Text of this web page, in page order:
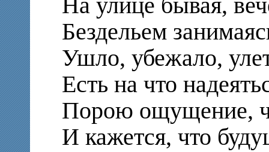
Бездельем
Ушло, убежало,
Есть на что
Порою ощущение,
И кажется, что